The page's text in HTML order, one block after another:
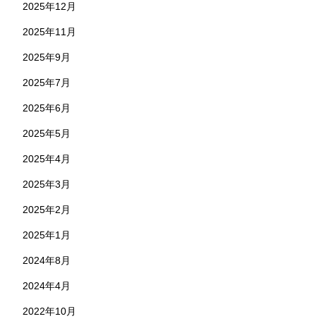
2025年12月
2025年11月
2025年9月
2025年7月
2025年6月
2025年5月
2025年4月
2025年3月
2025年2月
2025年1月
2024年8月
2024年4月
2022年10月